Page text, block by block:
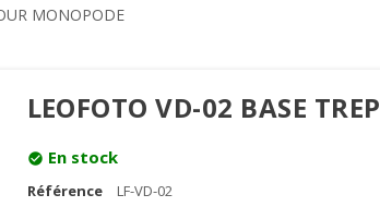
MONOPODE
LEOFOTO VD-02 BASE
check_circle En stock
Référence LF-VD-02